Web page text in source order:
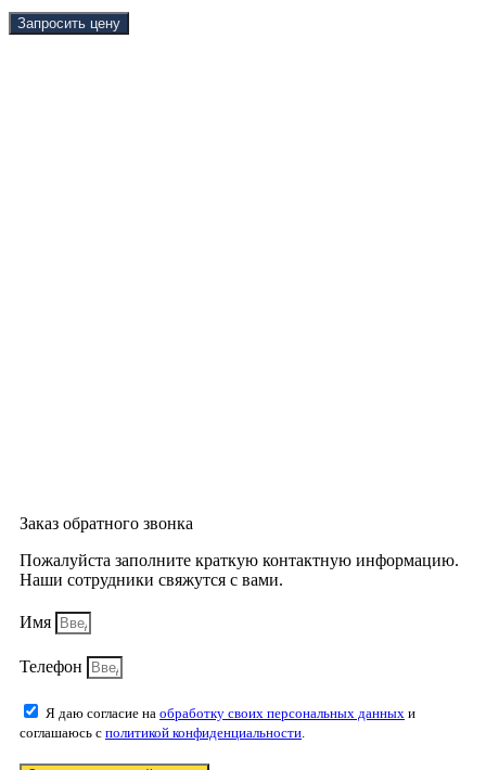
Запросить цену
Заказ обратного звонка
Пожалуйста заполните краткую контактную информацию.
Наши сотрудники свяжутся с вами.
Имя
Телефон
Я даю согласие на обработку своих персональных данных и
соглашаюсь с политикой конфиденциальности